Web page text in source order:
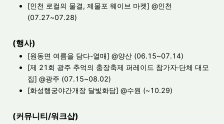
[인천 로컬의 물결, 제물포 웨이브 마켓] @인천
(07.27~07.28)
(행사)
[원동면 여름을 담다-열매] @양산 (06.15~07.14)
[제 21회 광주 추억의 충장축제 퍼레이드 참가자·단체 대모
집] @광주 (07.15~08.02)
[화성행궁야간개장 달빛화담] @수원 (~10.29)
(커뮤니티/워크샵)